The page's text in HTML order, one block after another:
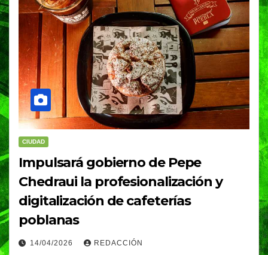
CIUDAD
Impulsará gobierno de Pepe
Chedraui la profesionalización y
digitalización de cafeterías
poblanas
14/04/2026 REDACCIÓN